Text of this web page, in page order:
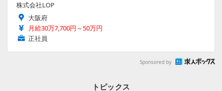
株式会社LOP
大阪府
月給30万7,700円～50万円
正社員
Sponsored by
トピックス